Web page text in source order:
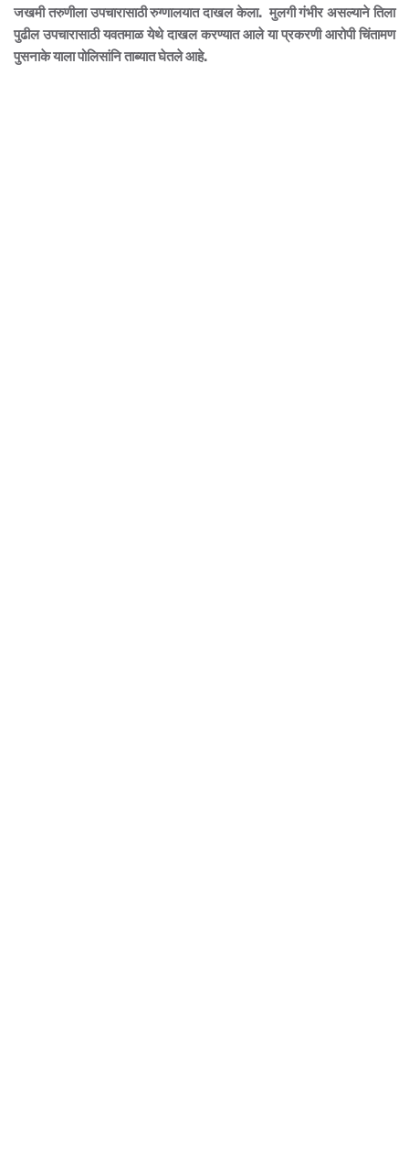
जखमी तरुणीला उपचारासाठी रुग्णालयात दाखल केला. मुलगी गंभीर असल्याने तिला
पुढील उपचारासाठी यवतमाळ येथे दाखल करण्यात आले या प्रकरणी आरोपी चिंतामण
पुसनाके याला पोलिसांनि ताब्यात घेतले आहे.